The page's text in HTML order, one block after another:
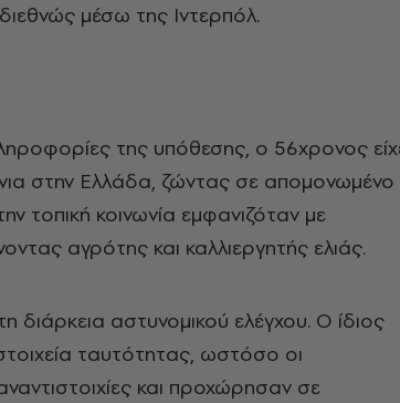
μέσω της Ιντερπόλ.
της υπόθεσης, ο 56χρονος
στην Ελλάδα, ζώντας σε απομονωμένο
τοπική κοινωνία εμφανιζόταν με
αγρότης και καλλιεργητής ελιάς.
διάρκεια αστυνομικού ελέγχου. Ο ίδιος
ταυτότητας, ωστόσο οι
και προχώρησαν σε